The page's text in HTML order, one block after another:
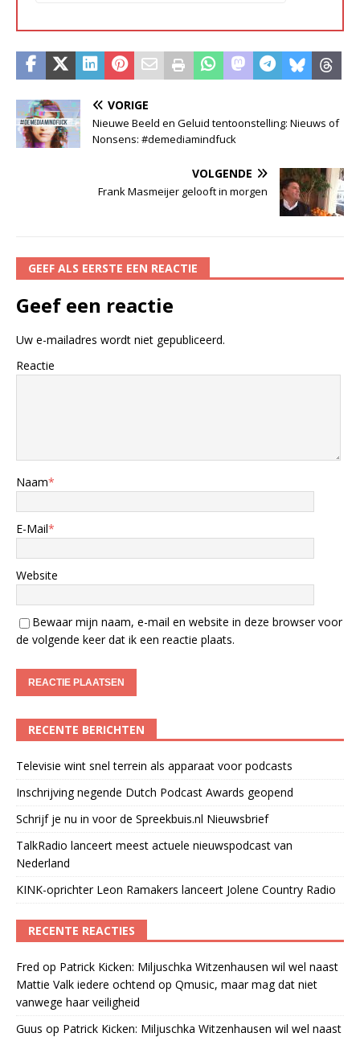
VORIGE
Nieuwe Beeld en Geluid tentoonstelling: Nieuws of
Nonsens: #demediamindfuck
VOLGENDE
Frank Masmeijer gelooft in morgen
GEEF ALS EERSTE EEN REACTIE
Geef een reactie
Uw e-mailadres wordt niet gepubliceerd.
Reactie
Naam*
E-Mail*
Website
Bewaar mijn naam, e-mail en website in deze browser voor
de volgende keer dat ik een reactie plaats.
RECENTE BERICHTEN
Televisie wint snel terrein als apparaat voor podcasts
Inschrijving negende Dutch Podcast Awards geopend
Schrijf je nu in voor de Spreekbuis.nl Nieuwsbrief
TalkRadio lanceert meest actuele nieuwspodcast van
Nederland
KINK-oprichter Leon Ramakers lanceert Jolene Country Radio
RECENTE REACTIES
Fred op Patrick Kicken: Miljuschka Witzenhausen wil wel naast
Mattie Valk iedere ochtend op Qmusic, maar mag dat niet
vanwege haar veiligheid
Guus op Patrick Kicken: Miljuschka Witzenhausen wil wel naast